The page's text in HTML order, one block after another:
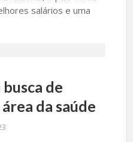
salários e uma
de
da saúde